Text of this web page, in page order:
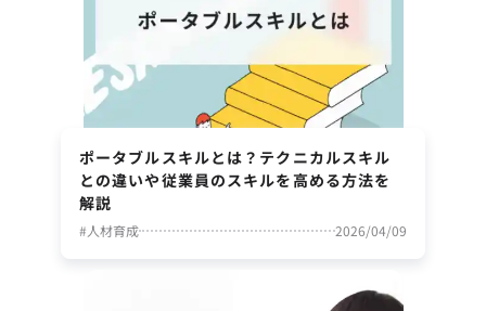
ポータブルスキルとは？テクニカルスキル
との違いや従業員のスキルを高める方法を
解説
#人材育成 2026/04/09